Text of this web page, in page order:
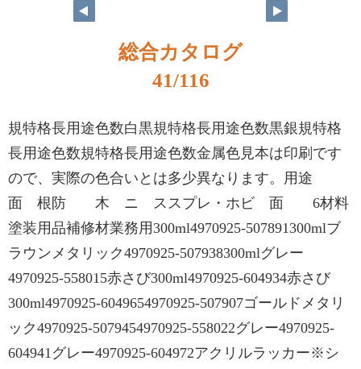
総合カタログ
41/116
規特格長用途色数白黒規特格長用途色数黒銀規特格
長用途色数規特格長用途色数金属色見本は印刷です
ので、実際の色合いとは多少異なります。用途
面 根防 木 ニ ススプレ・ホビ 面 6材料
塗装用品補修材業務用300ml4970925-507891300mlブ
ラウンメタリック4970925-507938300mlグレー
4970925-558015赤さび300ml4970925-604934赤さび
300ml4970925-6049654970925-507907ゴールドメタリ
ック4970925-5079454970925-558022グレー4970925-
604941グレー4970925-604972アクリルラッカー※シ